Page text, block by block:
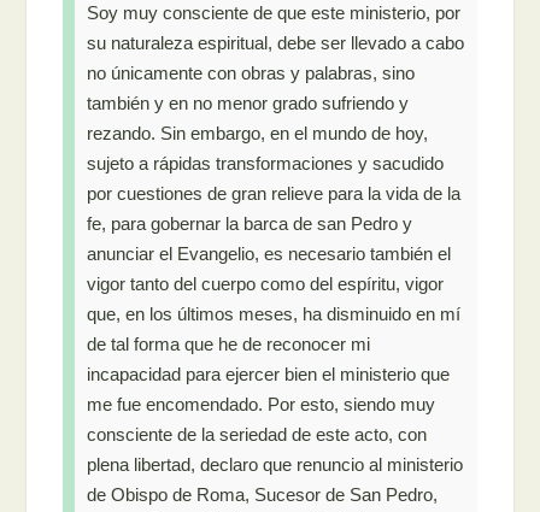
Soy muy consciente de que este ministerio, por
su naturaleza espiritual, debe ser llevado a cabo
no únicamente con obras y palabras, sino
también y en no menor grado sufriendo y
rezando. Sin embargo, en el mundo de hoy,
sujeto a rápidas transformaciones y sacudido
por cuestiones de gran relieve para la vida de la
fe, para gobernar la barca de san Pedro y
anunciar el Evangelio, es necesario también el
vigor tanto del cuerpo como del espíritu, vigor
que, en los últimos meses, ha disminuido en mí
de tal forma que he de reconocer mi
incapacidad para ejercer bien el ministerio que
me fue encomendado. Por esto, siendo muy
consciente de la seriedad de este acto, con
plena libertad, declaro que renuncio al ministerio
de Obispo de Roma, Sucesor de San Pedro,